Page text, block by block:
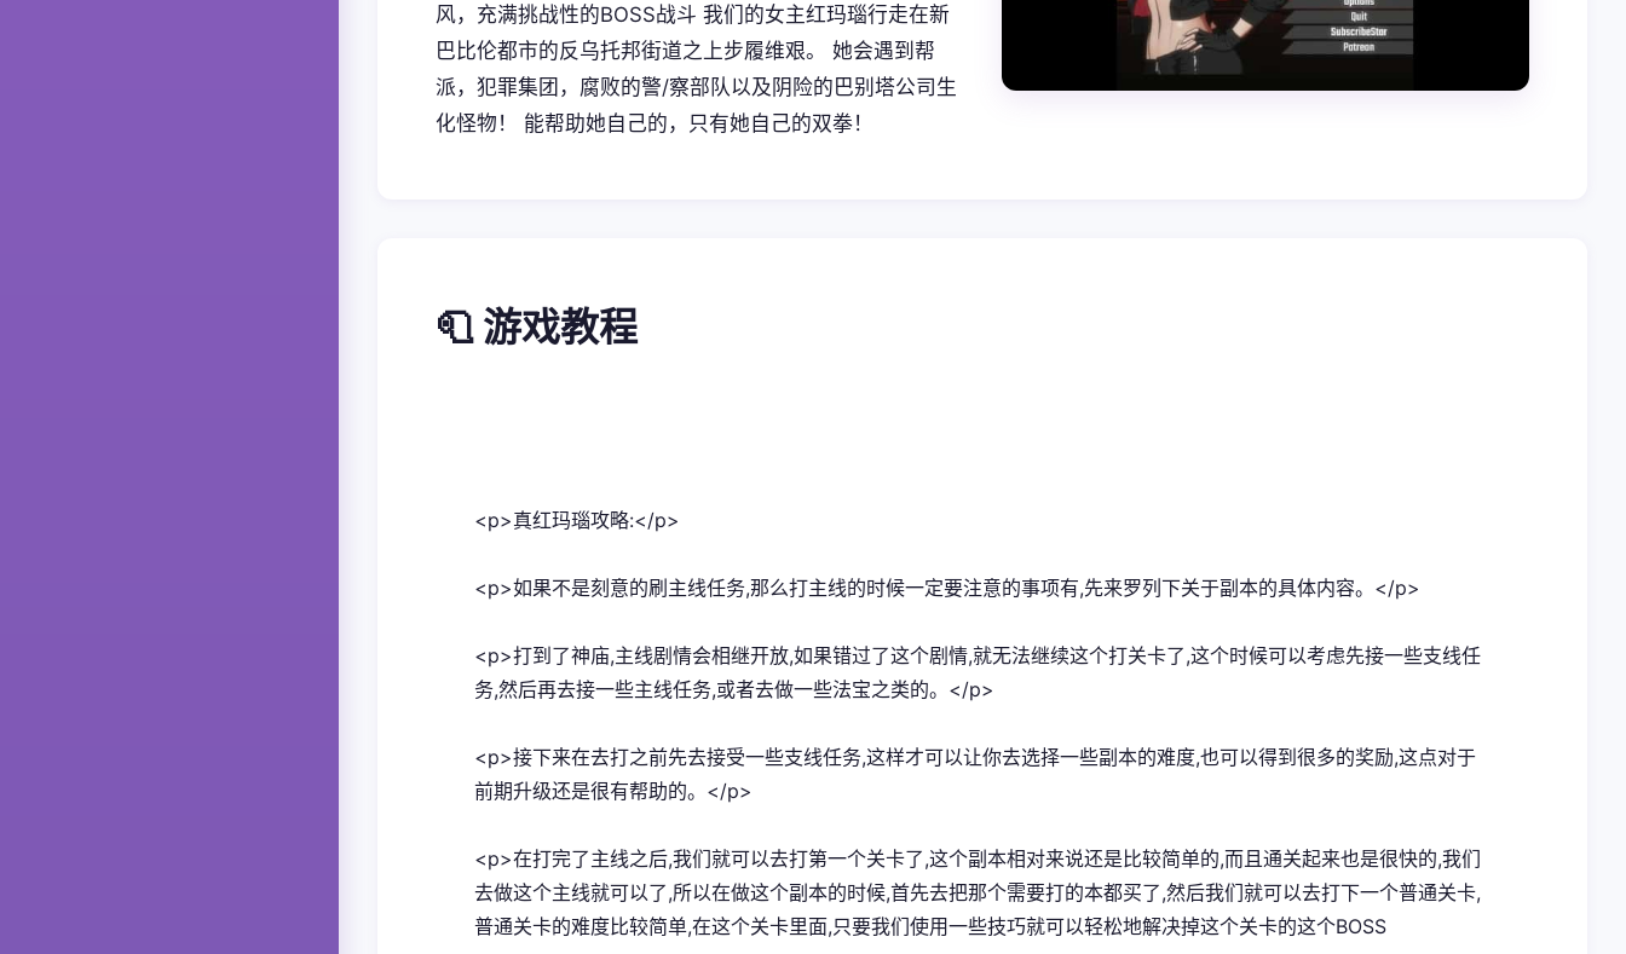
风，充满挑战性的BOSS战斗 我们的女主红玛瑙行走在新
巴比伦都市的反乌托邦街道之上步履维艰。 她会遇到帮
派，犯罪集团，腐败的警/察部队以及阴险的巴别塔公司生
化怪物！ 能帮助她自己的，只有她自己的双拳！
🧻 游戏教程
<p>真红玛瑙攻略:</p>
<p>如果不是刻意的刷主线任务,那么打主线的时候一定要注意的事项有,先来罗列下关于副本的具体内容。</p>
<p>打到了神庙,主线剧情会相继开放,如果错过了这个剧情,就无法继续这个打关卡了,这个时候可以考虑先接一些支线任
务,然后再去接一些主线任务,或者去做一些法宝之类的。</p>
<p>接下来在去打之前先去接受一些支线任务,这样才可以让你去选择一些副本的难度,也可以得到很多的奖励,这点对于
前期升级还是很有帮助的。</p>
<p>在打完了主线之后,我们就可以去打第一个关卡了,这个副本相对来说还是比较简单的,而且通关起来也是很快的,我们
去做这个主线就可以了,所以在做这个副本的时候,首先去把那个需要打的本都买了,然后我们就可以去打下一个普通关卡,
普通关卡的难度比较简单,在这个关卡里面,只要我们使用一些技巧就可以轻松地解决掉这个关卡的这个BOSS